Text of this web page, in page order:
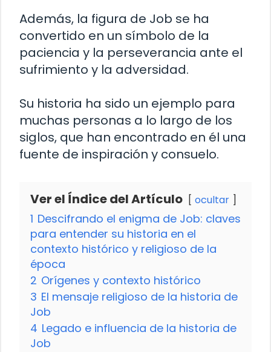
Además, la figura de Job se ha
convertido en un símbolo de la
paciencia y la perseverancia ante el
sufrimiento y la adversidad.
Su historia ha sido un ejemplo para
muchas personas a lo largo de los
siglos, que han encontrado en él una
fuente de inspiración y consuelo.
Ver el Índice del Artículo ocultar
1 Descifrando el enigma de Job: claves
para entender su historia en el
contexto histórico y religioso de la
época
2 Orígenes y contexto histórico
3 El mensaje religioso de la historia de
Job
4 Legado e influencia de la historia de
Job